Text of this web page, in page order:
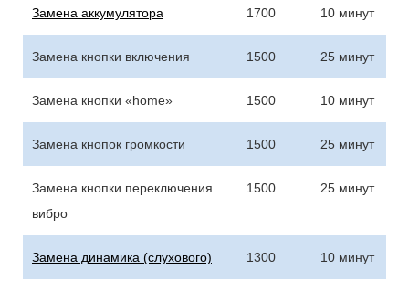
Замена аккумулятора 1700 10 минут
Замена кнопки включения 1500 25 минут
Замена кнопки «home» 1500 10 минут
Замена кнопок громкости 1500 25 минут
Замена кнопки переключения
вибро
1500 25 минут
Замена динамика (слухового) 1300 10 минут